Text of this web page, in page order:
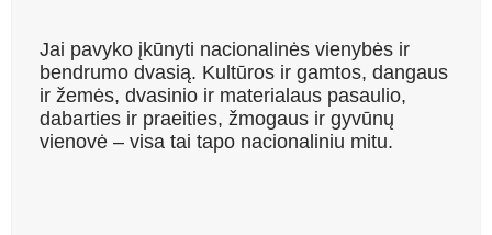
Jai pavyko įkūnyti nacionalinės vienybės ir
bendrumo dvasią. Kultūros ir gamtos, dangaus
ir žemės, dvasinio ir materialaus pasaulio,
dabarties ir praeities, žmogaus ir gyvūnų
vienovė – visa tai tapo nacionaliniu mitu.